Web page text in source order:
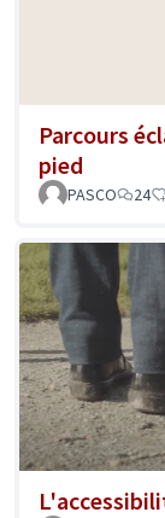
Parcours
pied
PASCO 24